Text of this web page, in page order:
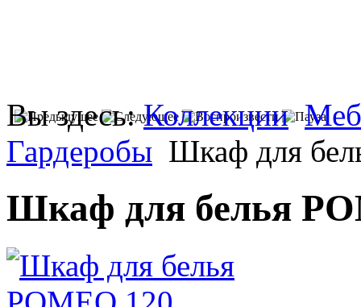
Вы здесь:Коллекции
Гардеробы Шкаф для
Шкаф для белья